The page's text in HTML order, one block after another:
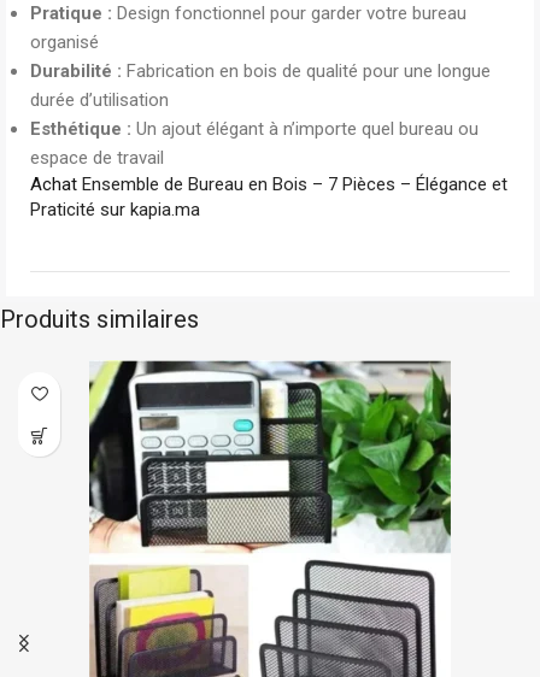
Pratique : Design fonctionnel pour garder votre bureau
organisé
Durabilité : Fabrication en bois de qualité pour une longue
durée d’utilisation
Esthétique : Un ajout élégant à n’importe quel bureau ou
espace de travail
Achat Ensemble de Bureau en Bois – 7 Pièces – Élégance et
Praticité sur kapia.ma
Produits similaires
En stock Ark